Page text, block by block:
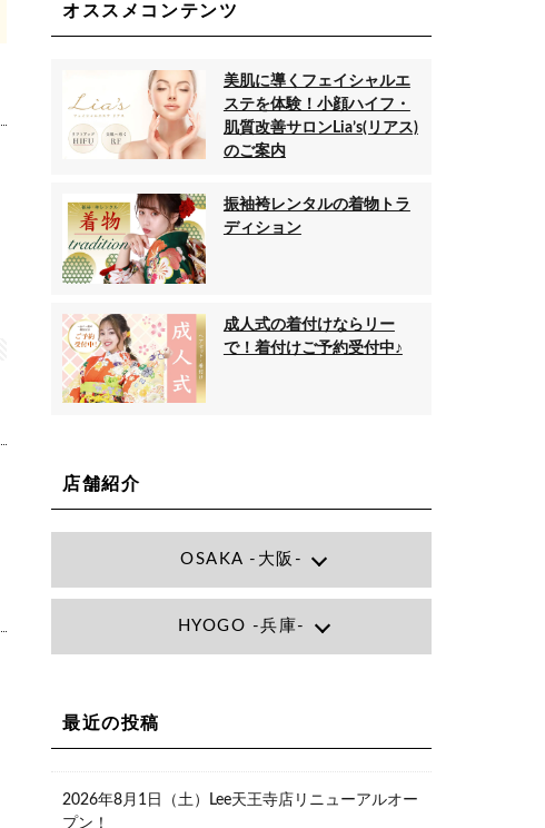
オススメコンテンツ
美肌に導くフェイシャルエ
ステを体験！小顔ハイフ・
肌質改善サロンLia’s(リアス)
のご案内
振袖袴レンタルの着物トラ
ディション
成人式の着付けならリー
で！着付けご予約受付中♪
店舗紹介
OSAKA -大阪-
Lee大阪店
大阪府大阪市北区小松原町1-27梅田エ
大阪府大阪市都島区東野田町２丁目９
HYOGO -兵庫-
ライフワーク1F
最近の投稿
2026年8月1日（土）Lee天王寺店リニューアルオー
プン！